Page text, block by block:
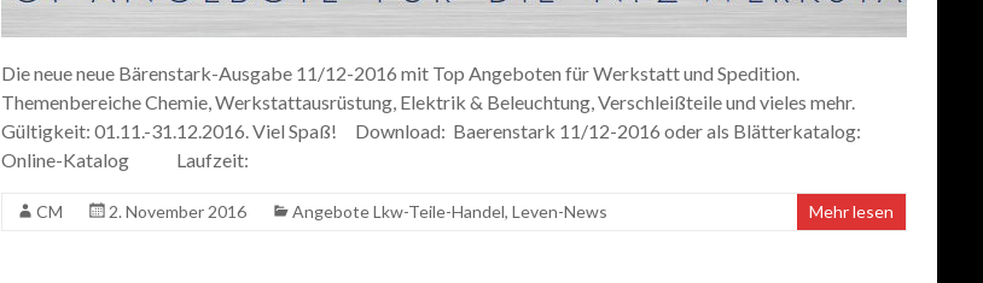
Die neue neue Bärenstark-Ausgabe 11/12-2016 mit Top Angeboten für Werkstatt und Spedition.
Themenbereiche Chemie, Werkstattausrüstung, Elektrik & Beleuchtung, Verschleißteile und vieles mehr.
Gültigkeit: 01.11.-31.12.2016. Viel Spaß! Download: Baerenstark 11/12-2016 oder als Blätterkatalog:
Online-Katalog Laufzeit:
CM 2. November 2016 Angebote Lkw-Teile-Handel, Leven-News Mehr lesen